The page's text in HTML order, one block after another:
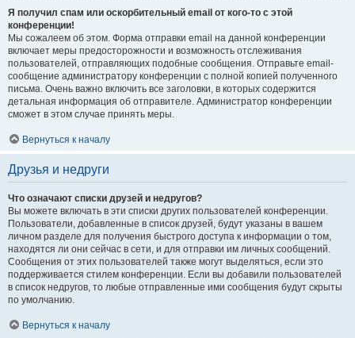
Я получил спам или оскорбительный email от кого-то с этой
конференции!
Мы сожалеем об этом. Форма отправки email на данной конференции
включает меры предосторожности и возможность отслеживания
пользователей, отправляющих подобные сообщения. Отправьте email-
сообщение администратору конференции с полной копией полученного
письма. Очень важно включить все заголовки, в которых содержится
детальная информация об отправителе. Администратор конференции
сможет в этом случае принять меры.
Вернуться к началу
Друзья и недруги
Что означают списки друзей и недругов?
Вы можете включать в эти списки других пользователей конференции.
Пользователи, добавленные в список друзей, будут указаны в вашем
личном разделе для получения быстрого доступа к информации о том,
находятся ли они сейчас в сети, и для отправки им личных сообщений.
Сообщения от этих пользователей также могут выделяться, если это
поддерживается стилем конференции. Если вы добавили пользователей
в список недругов, то любые отправленные ими сообщения будут скрыты
по умолчанию.
Вернуться к началу